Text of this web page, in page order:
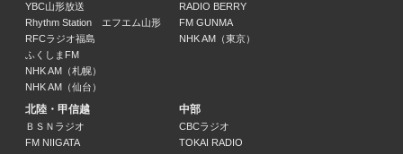
平田進也 / 泉ゆうこ
12:30 ～ 13:00
サンドウィッチマン ザ・ラジオショーサタデー
伊達みきお（サンドウィッチマン） / 富澤たけし（サンドウィッチマン） / 東
13:00 ～ 15:00
魅惑のイージーリスニング
YBC山形放送
Rhythm Station エフエム山形
RFCラジオ福島
ふくしまFM
NHK AM（札幌）
NHK AM（仙台）
RADIO BERRY
FM GUNMA
NHK AM（東京）
北陸・甲信越
ＢＳＮラジオ
FM NIIGATA
中部
CBCラジオ
TOKAI RADIO